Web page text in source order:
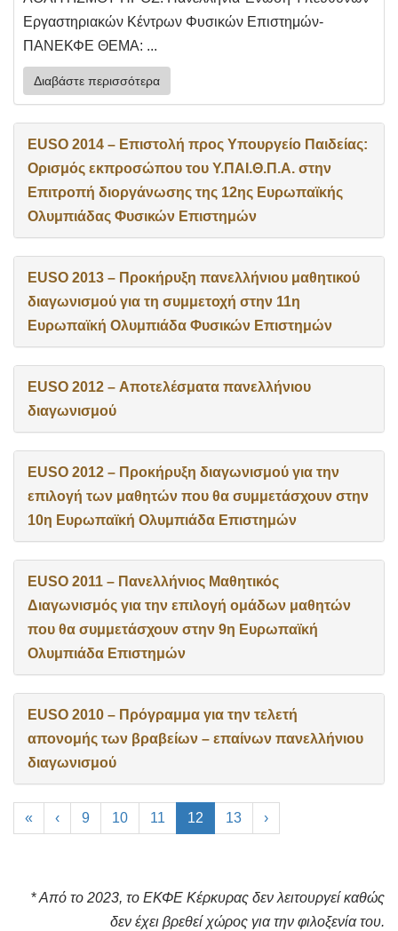
Εργαστηριακών Κέντρων Φυσικών Επιστημών-
ΠΑΝΕΚΦΕ ΘΕΜΑ: ...
Διαβάστε περισσότερα
EUSO 2014 – Επιστολή προς Υπουργείο Παιδείας:
Ορισμός εκπροσώπου του Υ.ΠΑΙ.Θ.Π.Α. στην
Επιτροπή διοργάνωσης της 12ης Ευρωπαϊκής
Ολυμπιάδας Φυσικών Επιστημών
EUSO 2013 – Προκήρυξη πανελλήνιου μαθητικού
διαγωνισμού για τη συμμετοχή στην 11η
Ευρωπαϊκή Ολυμπιάδα Φυσικών Επιστημών
EUSO 2012 – Αποτελέσματα πανελλήνιου
διαγωνισμού
EUSO 2012 – Προκήρυξη διαγωνισμού για την
επιλογή των μαθητών που θα συμμετάσχουν στην
10η Ευρωπαϊκή Ολυμπιάδα Επιστημών
EUSO 2011 – Πανελλήνιος Μαθητικός
Διαγωνισμός για την επιλογή ομάδων μαθητών
που θα συμμετάσχουν στην 9η Ευρωπαϊκή
Ολυμπιάδα Επιστημών
EUSO 2010 – Πρόγραμμα για την τελετή
απονομής των βραβείων – επαίνων πανελλήνιου
διαγωνισμού
« ‹ 9 10 11 12 13 ›
*Από το 2023, το ΕΚΦΕ Κέρκυρας δεν λειτουργεί καθώς
δεν έχει βρεθεί χώρος για την φιλοξενία του.